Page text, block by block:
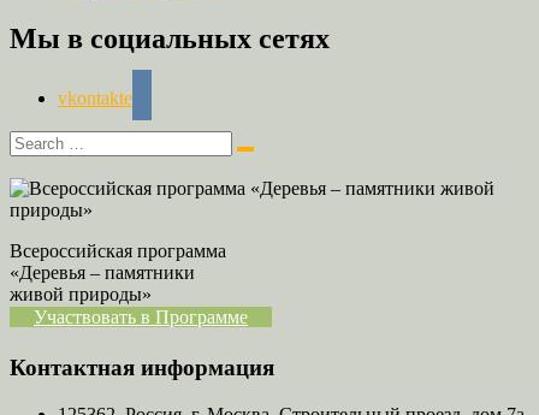
Мы в социальных сетях
vkontakte
Всероссийская программа
«Деревья – памятники
живой природы»
Участвовать в Программе
Контактная информация